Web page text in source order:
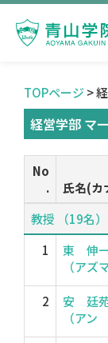
TOPページ >
経営学部 マ
No
.
氏名(カ
教授 （19名）
1
東 伸
（アズ
2
安 廷
（アン